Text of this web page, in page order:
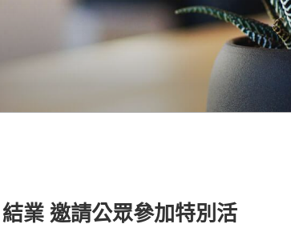
業 邀請公眾參加特別活